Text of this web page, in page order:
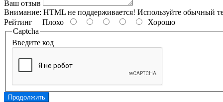
Ваш отзыв
Внимание: HTML не поддерживается! Используйте обычный
Рейтинг Плохо
Хорошо
Captcha
Введите код
Продолжить